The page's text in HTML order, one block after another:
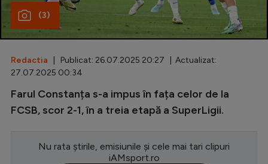
Diverse
Inedit
Champions League
(3)
Redactia | Publicat: 26.07.2025 20:27 | Actualizat:
27.07.2025 00:34
Farul Constanța s-a impus în fața celor de la
FCSB, scor 2-1, în a treia etapă a SuperLigii.
Nu rata știrile, emisiunile și cele mai tari clipuri
iAMsport.ro